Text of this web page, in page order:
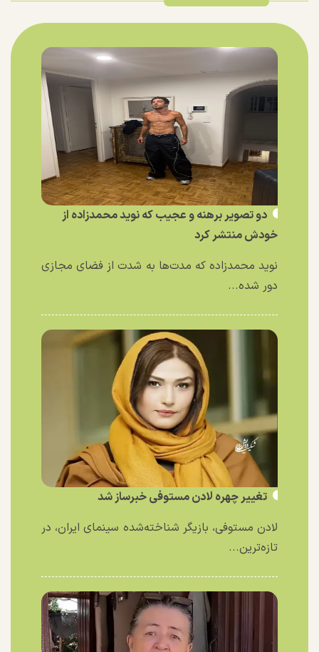
دو تصویر برهنه و عجیب که نوید محمدزاده از
خودش منتشر کرد
نوید محمدزاده که مدت‌ها به شدت از فضای مجازی
دور شده...
تغییر چهره لادن مستوفی خبرساز شد
لادن مستوفی، بازیگر شناخته‌شده سینمای ایران، در
تازه‌ترین...